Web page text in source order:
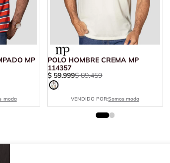
MP
moda
POLO HOMBRE CREMA MP
114357
$ 59.999$ 89.459
VENDIDO POR:Somos moda